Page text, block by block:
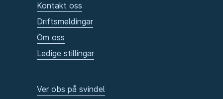
Kontakt oss
Driftsmeldingar
Om oss
Ledige stillingar
Ver obs på svindel